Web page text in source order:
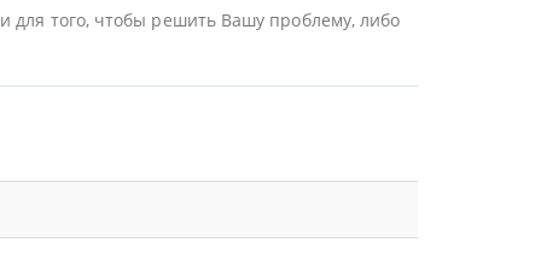
для того, чтобы решить Вашу проблему, либо